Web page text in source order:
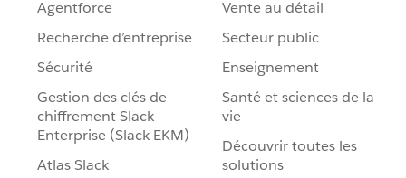
Agentforce
Recherche d’entreprise
Sécurité
Gestion des clés de
chiffrement Slack
Enterprise (Slack EKM)
Atlas Slack
Vente au détail
Secteur public
Enseignement
Santé et sciences de la
vie
Découvrir toutes les
solutions